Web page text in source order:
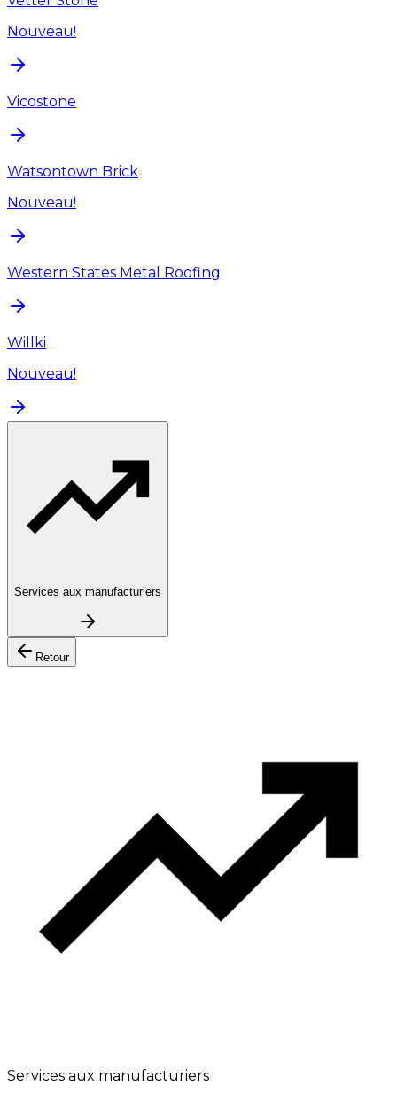
Nouveau!
Vicostone
Watsontown Brick
Nouveau!
Western States Metal Roofing
Willki
Nouveau!
Services aux manufacturiers
Retour
Services aux manufacturiers